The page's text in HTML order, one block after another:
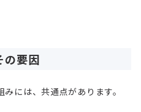
の要因
には、共通点があります。